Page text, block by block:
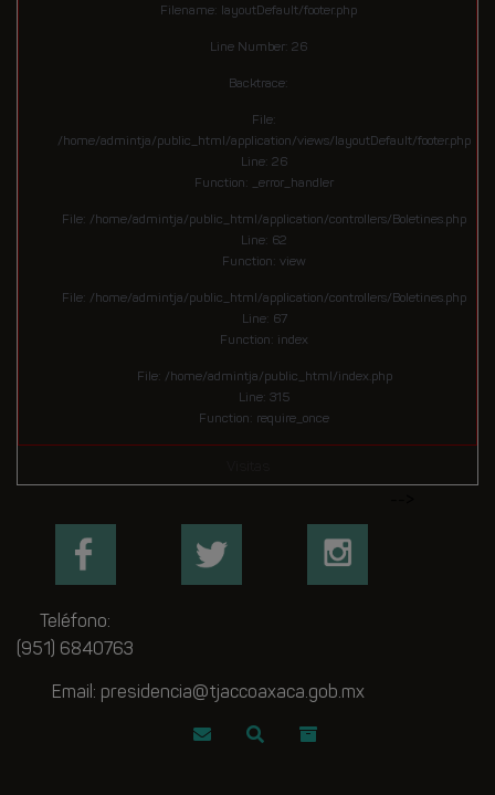
Filename: layoutDefault/footer.php
Line Number: 26
Backtrace:
File:
/home/admintja/public_html/application/views/layoutDefault/footer.php
Line: 26
Function: _error_handler
File: /home/admintja/public_html/application/controllers/Boletines.php
Line: 62
Function: view
File: /home/admintja/public_html/application/controllers/Boletines.php
Line: 67
Function: index
File: /home/admintja/public_html/index.php
Line: 315
Function: require_once
Teléfono:
(951) 6840763
Email: presidencia@tjaccoaxaca.gob.mx